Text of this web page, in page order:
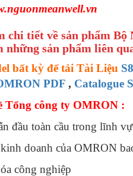
chi tiết về sản phẩm Bộ
những sản phẩm liên
bất kỳ để tải Tài Liệu
PDF , Catalogue
Tổng công ty OMRON :
đầu toàn cầu trong lĩnh
doanh của OMRON
công nghiệp